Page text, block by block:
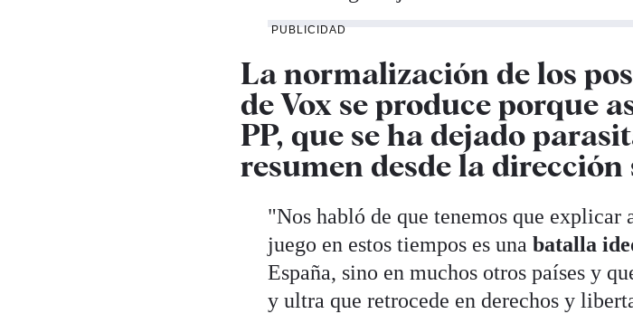
PUBLICIDAD
La normalización de los
de Vox se produce porque
PP, que se ha dejado
resumen desde la
"Nos habló de que tenemos que explicar
juego en estos tiempos es una batalla
España, sino en muchos otros países y
y ultra que retrocede en derechos y